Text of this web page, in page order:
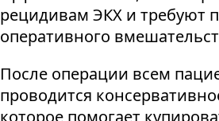
рецидивам ЭКХ и требуют
оперативного
После операции всем
проводится